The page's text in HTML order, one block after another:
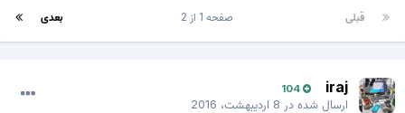
قبلی بعدی صفحه 1 از 2
iraj
104
ارسال شده در8 اردیبهشت، 2016